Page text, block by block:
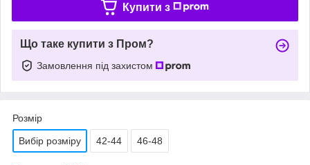
Купити з
Що таке купити з Пром?
Замовлення під захистом
Розмір
Вибір розміру 42-44 46-48